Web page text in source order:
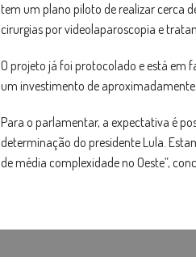
tem um plano piloto de realizar cerca
cirurgias por videolaparoscopia e
O projeto já foi protocolado e está em
um investimento de
Para o parlamentar, a expectativa é
determinação do presidente Lula.
de média complexidade no Oeste”,